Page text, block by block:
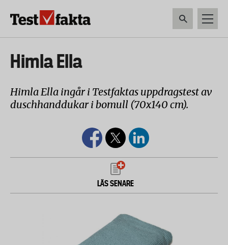
Huvudmeny
ny
Himla Ella
Himla Ella ingår i Testfaktas uppdragstest av
duschhanddukar i bomull (70x140 cm).
LÄS SENARE